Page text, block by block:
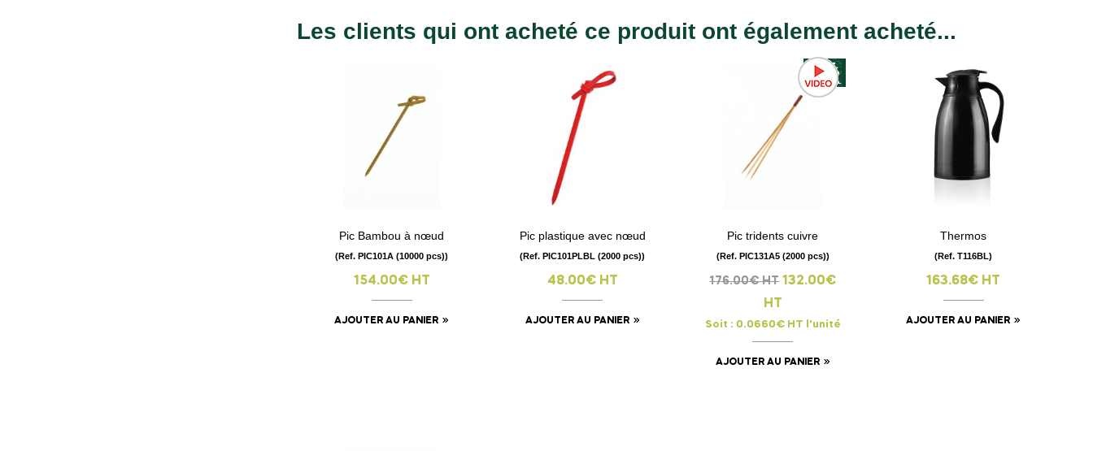
Les clients qui ont acheté ce produit ont également acheté...
visibility
Pic Bambou à nœud
(Ref. PIC101A (10000 pcs))
154.00€ HT
AJOUTER AU PANIER
visibility
Pic plastique avec nœud
(Ref. PIC101PLBL (2000 pcs))
48.00€ HT
AJOUTER AU PANIER
visibility
Pic tridents cuivre
(Ref. PIC131A5 (2000 pcs))
176.00€ HT 132.00€
HT
Soit : 0.0660€ HT l'unité
AJOUTER AU PANIER
-25%
visibility
Thermos
(Ref. T116BL)
163.68€ HT
AJOUTER AU PANIER